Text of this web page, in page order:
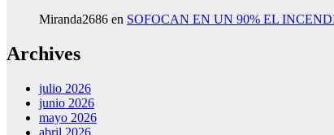
Miranda2686 en SOFOCAN EN UN 90% EL
Archives
julio 2026
junio 2026
mayo 2026
abril 2026